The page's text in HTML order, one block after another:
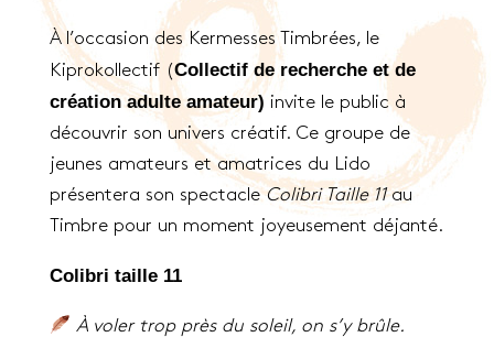
À l’occasion des Kermesses Timbrées, le
Kiprokollectif (Collectif de recherche et de
création adulte amateur) invite le public à
découvrir son univers créatif. Ce groupe de
jeunes amateurs et amatrices du Lido
présentera son spectacleColibri Taille 11au
Timbre pour un moment joyeusement déjanté.
Colibri taille 11
À voler trop près du soleil, on s’y brûle.